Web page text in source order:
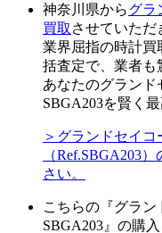
神奈川県からグラ
買取 させていただ
業界屈指の時計買
括査定で、業者も
あなたのグラン
SBGA203を賢く
＞グランドセイ
（Ref.SBGA203
さい。
こちらの『グラ
SBGA203』の購